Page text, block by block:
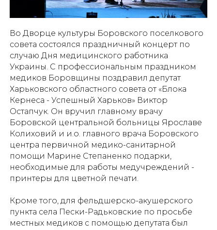
Во Дворце культуры Боровского поселкового
совета состоялся праздничный концерт по
случаю Дня медицинского работника
Украины. С профессиональным праздником
медиков Боровщины поздравил депутат
Харьковского областного совета от «Блока
Кернеса - Успешный Харьков» Виктор
Остапчук. Он вручил главному врачу
Боровской центральной больницы Ярославе
Колиховий и и.о. главного врача Боровского
центра первичной медико-санитарной
помощи Марине Степаненко подарки,
необходимые для работы медучреждений -
принтеры для цветной печати.
Кроме того, для фельдшерско-акушерского
пункта села Пески-Радьковские по просьбе
местных медиков с помощью депутата был